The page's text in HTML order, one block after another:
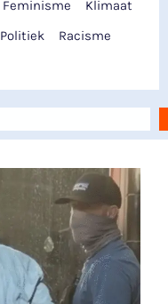
Feminisme
Klimaat
Politiek
Racisme